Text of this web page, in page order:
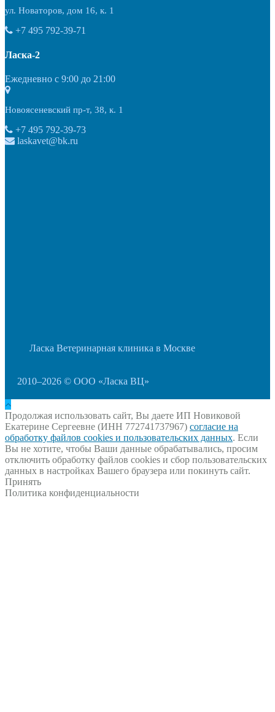
ул. Новаторов, дом 16, к. 1
+7 495 792-39-71
Ласка-2
Ежедневно с 9:00 до 21:00
Новоясеневский пр-т, 38, к. 1
+7 495 792-39-73
laskavet@bk.ru
Ласка Ветеринарная клиника в Москве
2010–2026 © ООО «Ласка ВЦ»
Продолжая использовать сайт, Вы даете ИП Новиковой
Екатерине Сергеевне (ИНН 772741737967) согласие на
обработку файлов cookies и пользовательских данных. Если
Вы не хотите, чтобы Ваши данные обрабатывались, просим
отключить обработку файлов cookies и сбор пользовательских
данных в настройках Вашего браузера или покинуть сайт.
Принять
Политика конфиденциальности